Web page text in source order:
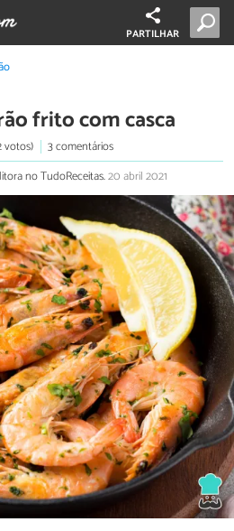
PARTILHAR
frito com casca
votos)
3 comentários
no TudoReceitas.20 abril 2021